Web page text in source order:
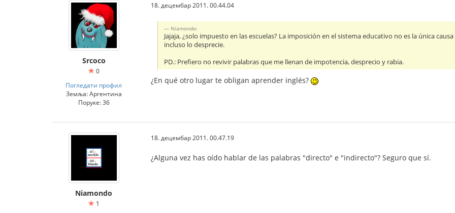
Srcoco
0
Погледати профил
Земља: Аргентина
Поруке: 36
18. децембар 2011. 00.44.04
Niamondo:
Jajaja, ¿solo impuesto en las escuelas? La imposición en el sistema educativo no es la única
incluso lo desprecie.
PD.: Prefiero no revivir palabras que me llenan de impotencia, desprecio y rabia.
¿En qué otro lugar te obligan aprender inglés?
Niamondo
1
18. децембар 2011. 00.47.19
¿Alguna vez has oído hablar de las palabras "directo" e "indirecto"? Seguro que sí.